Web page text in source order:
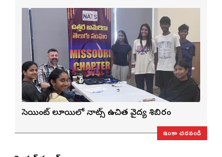
సెయింట్ లూయిస్‌లో నాట్స్ ఉచిత వైద్య శిబిరం
ఇంకా చదవండి